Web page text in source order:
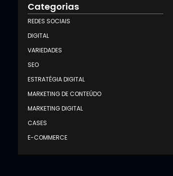
Categorias
REDES SOCIAIS
DIGITAL
VARIEDADES
SEO
ESTRATÉGIA DIGITAL
MARKETING DE CONTEÚDO
MARKETING DIGITAL
CASES
E-COMMERCE